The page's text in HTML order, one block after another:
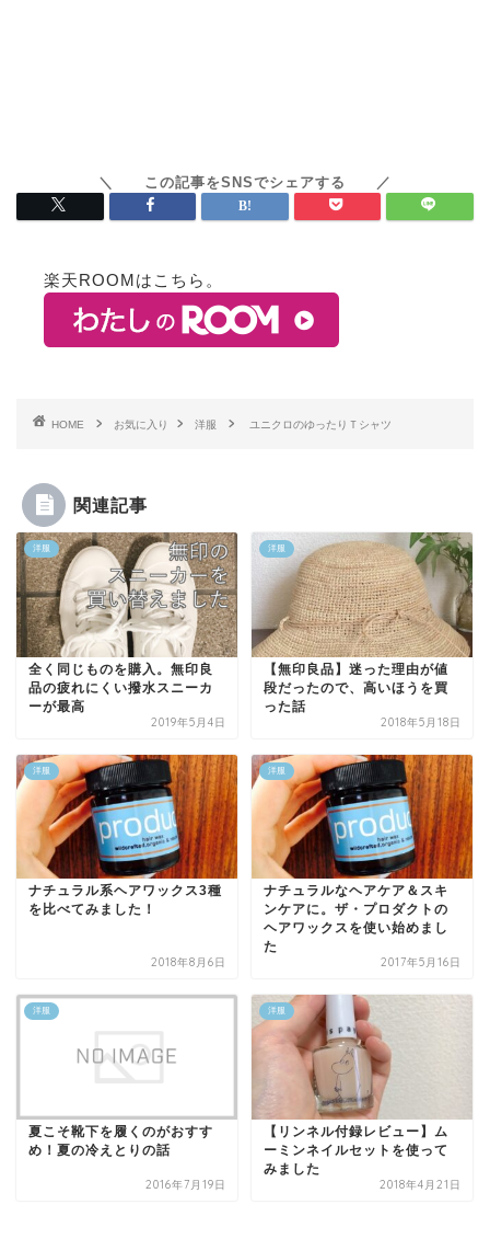
楽天ROOMはこちら。
HOME お気に入り 洋服 ユニクロのゆったりＴシャツ
関連記事
洋服
全く同じものを購入。無印良
品の疲れにくい撥水スニーカ
ーが最高
2019年5月4日
洋服
【無印良品】迷った理由が値
段だったので、高いほうを買
った話
2018年5月18日
洋服
ナチュラル系ヘアワックス3種
を比べてみました！
2018年8月6日
洋服
ナチュラルなヘアケア＆スキ
ンケアに。ザ・プロダクトの
ヘアワックスを使い始めまし
た
2017年5月16日
洋服
夏こそ靴下を履くのがおすす
め！夏の冷えとりの話
2016年7月19日
洋服
【リンネル付録レビュー】ム
ーミンネイルセットを使って
みました
2018年4月21日